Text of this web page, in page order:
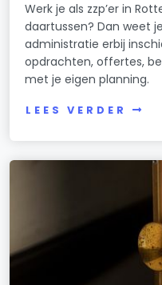
Werk je als zzp’er in
daartussen? Dan weet
administratie erbij
opdrachten, offertes,
met je eigen planning.
LEES VERDER